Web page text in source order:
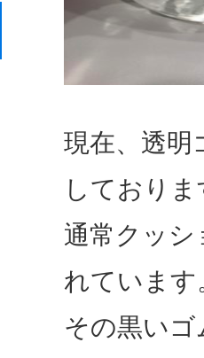
現在、透明
しておりま
通常クッ
れています
その黒い